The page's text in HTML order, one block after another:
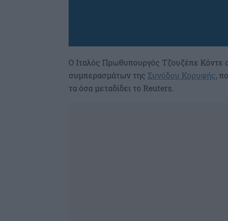
Ο Ιταλός Πρωθυπουργός Τζουζέπε Κόντε
συμπερασμάτων της Συνόδου Κορυφής,
τα όσα μεταδίδει το Reuters.